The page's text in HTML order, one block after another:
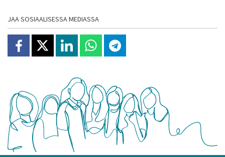
JAA SOSIAALISESSA MEDIASSA
Jaa Facebookissa
Jaa X:ssäJaa Linkedinissä
Jaa Whatsappissa
Jaa Telegramissa